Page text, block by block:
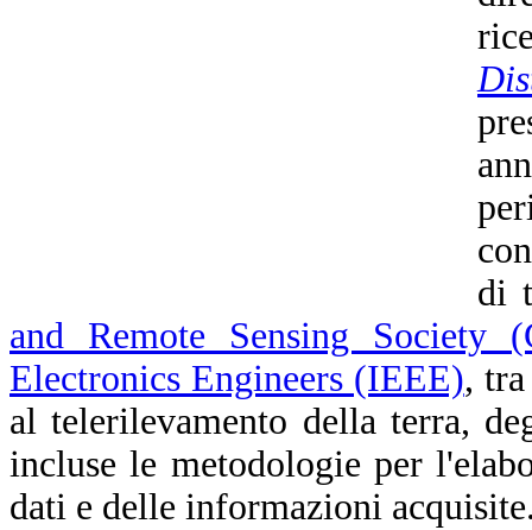
di
and Remote Sensing Society
Electronics Engineers (IEEE),
al telerilevamento della terra,
incluse le metodologie per
dati e delle informazioni